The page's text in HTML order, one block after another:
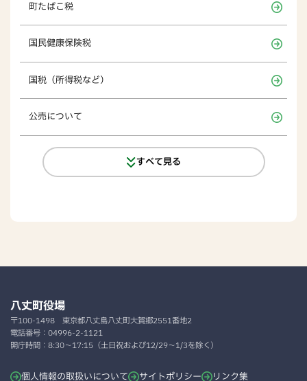
町たばこ税
国民健康保険税
国税（所得税など）
公売について
すべて見る
八丈町役場
〒100-1498 東京都八丈島八丈町大賀郷2551番地2
電話番号： 04996-2-1121
開庁時間： 8:30～17:15（土日祝および12/29～1/3を除く）
個人情報の取扱いについて サイトポリシー リンク集